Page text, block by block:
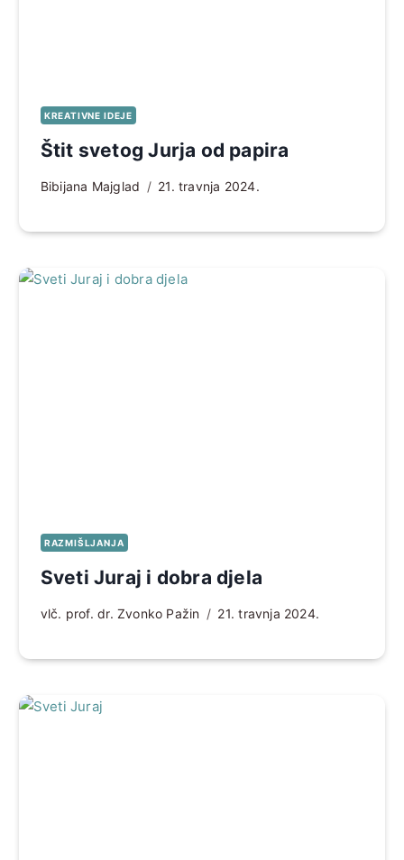
KREATIVNE IDEJE
Štit svetog Jurja od papira
Bibijana Majglad 21. travnja 2024.
RAZMIŠLJANJA
Sveti Juraj i dobra djela
vlč. prof. dr. Zvonko Pažin 21. travnja 2024.